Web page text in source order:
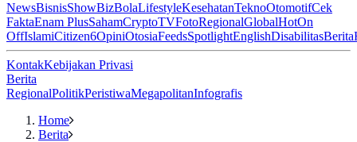
NewsBisnisShowBizBolaLifestyleKesehatanTeknoOtomotifCek
FaktaEnam PlusSahamCryptoTVFotoRegionalGlobalHotOn
OffIslamiCitizen6OpiniOtosiaFeedsSpotlightEnglishDisabilitasBerita
KontakKebijakan Privasi
Berita
RegionalPolitikPeristiwaMegapolitanInfografis
Home
Berita